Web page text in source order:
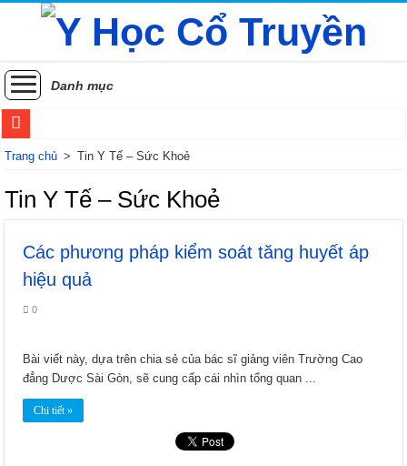
Danh mục
Sử dụng thuốc Đông y như thế nào để đạt hiệu quả điều trị tốt nhất?
Các vị thuốc y học cổ truyền phòng và điều trị rối loạn tiền đình
Các phương pháp điều trị zona thần kinh bằng Đông y
Khám phá những lợi ích sức khỏe của đằng sâm
Xuyên khung: Bí ẩn sức khỏe từ thảo dược phương đông
Khám phá cây Đỗ trọng: Bí quyết cho xương khớp khỏe mạnh và thận khí dồi
Đào nhân trong Đông y: Vị thuốc quý cho phụ nữ và nhiều công dụng khác
Cát cánh: Hỗ trợ điều trị bệnh đường hô hấp và các vấn đề sức khỏe khác
Trang chủ > Tin Y Tế – Sức Khoẻ
Tin Y Tế – Sức Khoẻ
Các phương pháp kiểm soát tăng huyết áp
hiệu quả
0
Bài viết này, dựa trên chia sẻ của bác sĩ giảng viên Trường Cao
đẳng Dược Sài Gòn, sẽ cung cấp cái nhìn tổng quan ...
Chi tiết »